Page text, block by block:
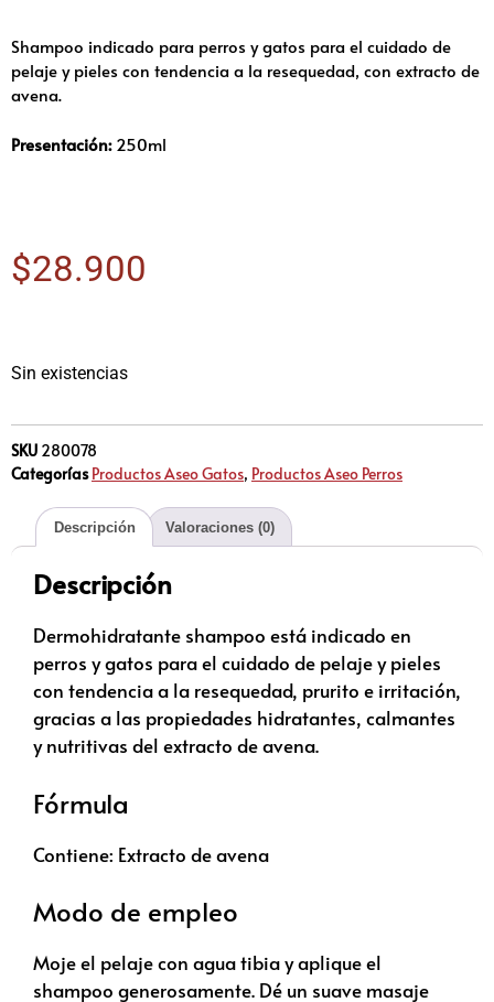
Shampoo indicado para perros y gatos para el cuidado de
pelaje y pieles con tendencia a la resequedad, con extracto de
avena.
Presentación:250ml
$28.900
Sin existencias
SKU 280078
Categorías Productos Aseo Gatos, Productos Aseo Perros
Descripción Valoraciones (0)
Descripción
Dermohidratante shampoo está indicado en
perros y gatos para el cuidado de pelaje y pieles
con tendencia a la resequedad, prurito e irritación,
gracias a las propiedades hidratantes, calmantes
y nutritivas del extracto de avena.
Fórmula
Contiene: Extracto de avena
Modo de empleo
Moje el pelaje con agua tibia y aplique el
shampoo generosamente. Dé un suave masaje